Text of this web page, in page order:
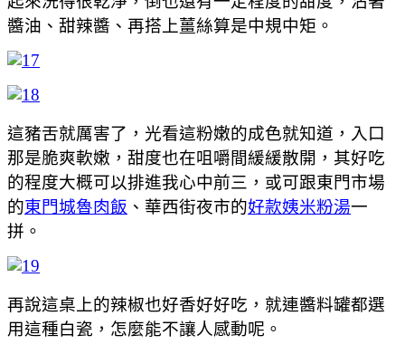
醬油、甜辣醬、再搭上薑絲算是中規中矩。
這豬舌就厲害了，光看這粉嫩的成色就知道，入口
那是脆爽軟嫩，甜度也在咀嚼間緩緩散開，其好吃
的程度大概可以排進我心中前三，或可跟東門市場
的東門城魯肉飯 、華西街夜市的好款姨米粉湯一
拼。
再說這桌上的辣椒也好香好好吃，就連醬料罐都選
用這種白瓷，怎麼能不讓人感動呢。